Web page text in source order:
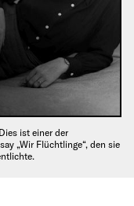
Dies ist einer der
„Wir Flüchtlinge“, den sie